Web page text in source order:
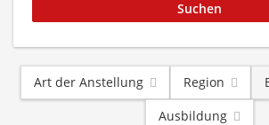
Art der Anstellung Region
Ausbildung